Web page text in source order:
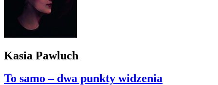
Kasia Pawluch
To samo – dwa punkty widzenia